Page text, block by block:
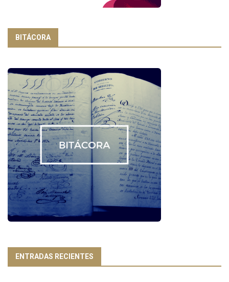
BITÁCORA
ENTRADAS RECIENTES